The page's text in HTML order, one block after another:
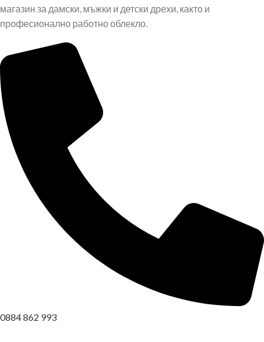
магазин за дамски, мъжки и детски дрехи, както и
професионално работно облекло.
0884 862 993